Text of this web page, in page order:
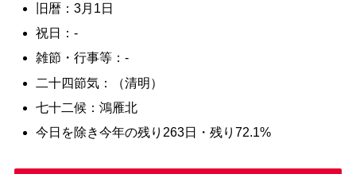
旧暦：3月1日
祝日：-
雑節・行事等：-
二十四節気：（清明）
七十二候：鴻雁北
今日を除き今年の残り263日・残り72.1%